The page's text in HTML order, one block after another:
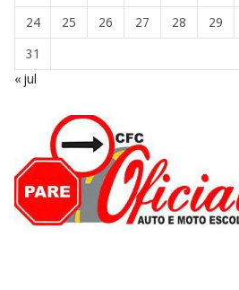
24 25 26 27 28 29
31
« jul